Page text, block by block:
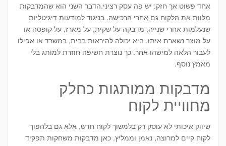
אחד פשוט אך חזק: יש פה עסק רציני.הדבר השני הוא שהמדבקות
מלוות את הלקוח גם אחרי הרכישה. בניגוד למודעות דיגיטליות
שנעלמות אחרי שנייה, מדבקה על שקית, על מארז, על קופסה או
על מוצר נשארת איתו. היא יכולה להיראות בבית, במשרד או אפילו
לעבור הלאה למישהו אחר. כך נוצרת חשיפה חוזרת למותג בלי
מאמץ נוסף.
מדבקות ממותגות כחלק
מחוויית לקוח
שיווק איכותי לא עוסק רק בלמשוך לקוח חדש, אלא גם בלהפוך
לקוח קיים למרוצה, נאמן וממליץ. כאן מדבקות משחקות תפקיד